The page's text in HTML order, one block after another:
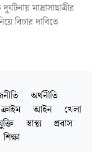
মাদ্রাসাছাত্রীর
বিচার দাবিতে
অর্থনীতি
ক্রাইম আইন
খেলা
স্বাস্থ্য
প্রবাস
শিক্ষা